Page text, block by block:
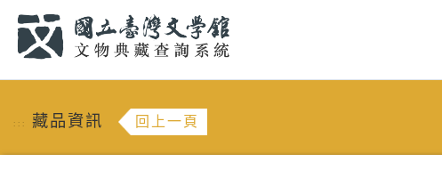
::: 藏品資訊 回上一頁